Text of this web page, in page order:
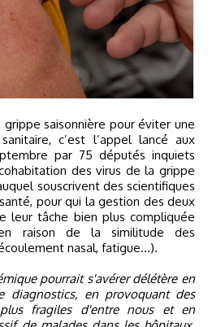
c’est l’appel lancé aux
par 75 députés inquiets
des virus de la grippe
souscrivent des scientifiques
pour qui la gestion des deux
leur tâche bien plus compliquée
raison de la similitude des
nasal, fatigue...).
pourrait s'avérer délétère en
diagnostics, en provoquant des
fragiles d'entre nous et en